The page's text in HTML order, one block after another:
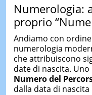
Numerologia:
proprio
Andiamo con
numerologia
che attribuiscono
date di nascita.
Numero del
dalla data di